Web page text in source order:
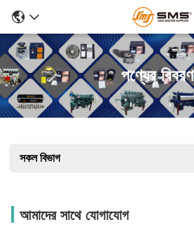
পণ্যের বিবরণ
সকল বিভাগ
আমাদের সাথে যোগাযোগ